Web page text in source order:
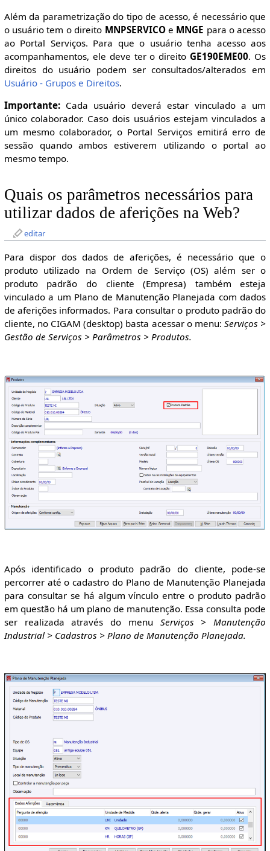
Além da parametrização do tipo de acesso, é necessário que
o usuário tem o direito MNPSERVICOe MNGE para o acesso
ao Portal Serviços. Para que o usuário tenha acesso aos
acompanhamentos, ele deve ter o direitoGE190EME00. Os
direitos do usuário podem ser consultados/alterados em
Usuário - Grupos e Direitos.
Importante:Cada usuário deverá estar vinculado a um
único colaborador. Caso dois usuários estejam vinculados a
um mesmo colaborador, o Portal Serviços emitirá erro de
sessão quando ambos estiverem utilizando o portal ao
mesmo tempo.
Quais os parâmetros necessários para
utilizar dados de aferições na Web?
editar
Para dispor dos dados de aferições, é necessário que o
produto utilizado na Ordem de Serviço (OS) além ser o
produto padrão do cliente (Empresa) também esteja
vinculado a um Plano de Manutenção Planejada com dados
de aferições informados. Para consultar o produto padrão do
cliente, no CIGAM (desktop) basta acessar o menu:Serviços >
Gestão de Serviços > Parâmetros > Produtos.
Após identificado o produto padrão do cliente, pode-se
percorrer até o cadastro do Plano de Manutenção Planejada
para consultar se há algum vínculo entre o produto padrão
em questão há um plano de manutenção. Essa consulta pode
ser realizada através do menu Serviços > Manutenção
Industrial > Cadastros > Plano de Manutenção Planejada.